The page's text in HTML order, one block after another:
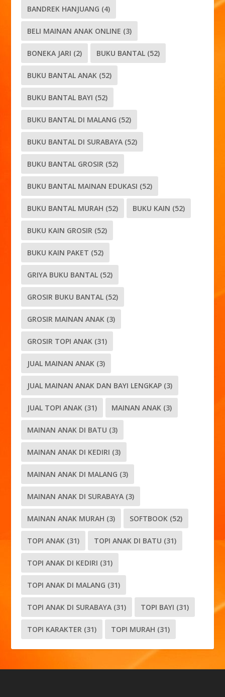
BANDREK HANJUANG (4)
BELI MAINAN ANAK ONLINE (3)
BONEKA JARI (2) BUKU BANTAL (52)
BUKU BANTAL ANAK (52)
BUKU BANTAL BAYI (52)
BUKU BANTAL DI MALANG (52)
BUKU BANTAL DI SURABAYA (52)
BUKU BANTAL GROSIR (52)
BUKU BANTAL MAINAN EDUKASI (52)
BUKU BANTAL MURAH (52) BUKU KAIN (52)
BUKU KAIN GROSIR (52)
BUKU KAIN PAKET (52)
GRIYA BUKU BANTAL (52)
GROSIR BUKU BANTAL (52)
GROSIR MAINAN ANAK (3)
GROSIR TOPI ANAK (31)
JUAL MAINAN ANAK (3)
JUAL MAINAN ANAK DAN BAYI LENGKAP (3)
JUAL TOPI ANAK (31) MAINAN ANAK (3)
MAINAN ANAK DI BATU (3)
MAINAN ANAK DI KEDIRI (3)
MAINAN ANAK DI MALANG (3)
MAINAN ANAK DI SURABAYA (3)
MAINAN ANAK MURAH (3) SOFTBOOK (52)
TOPI ANAK (31) TOPI ANAK DI BATU (31)
TOPI ANAK DI KEDIRI (31)
TOPI ANAK DI MALANG (31)
TOPI ANAK DI SURABAYA (31) TOPI BAYI (31)
TOPI KARAKTER (31) TOPI MURAH (31)